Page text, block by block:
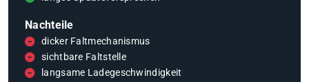
Nachteile
dicker Faltmechanismus
sichtbare Faltstelle
langsame Ladegeschwindigkeit